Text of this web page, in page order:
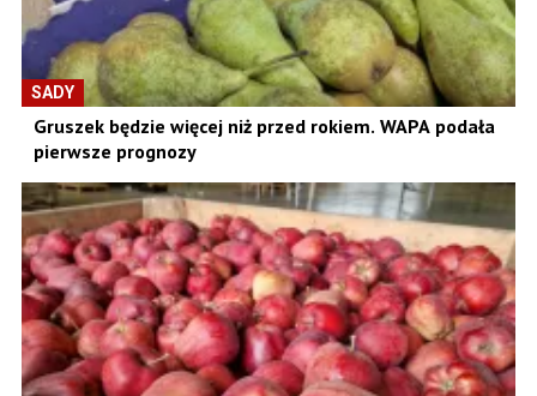
SADY
Gruszek będzie więcej niż przed rokiem. WAPA podała
pierwsze prognozy